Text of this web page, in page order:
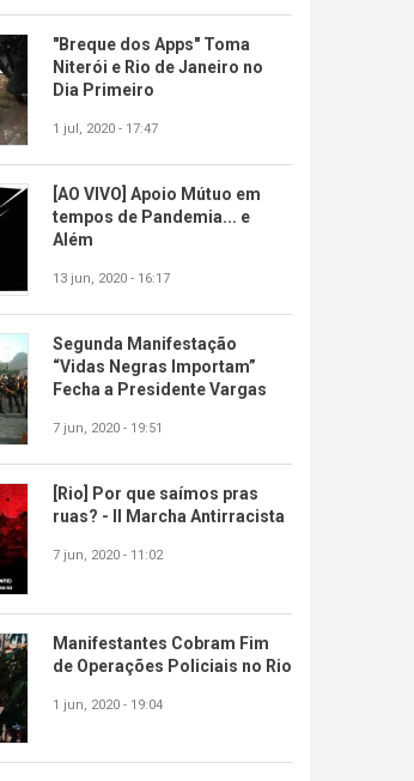
"Breque dos Apps" Toma
Niterói e Rio de Janeiro no
Dia Primeiro
1 jul, 2020 - 17:47
[AO VIVO] Apoio Mútuo em
tempos de Pandemia... e
Além
13 jun, 2020 - 16:17
Segunda Manifestação
“Vidas Negras Importam”
Fecha a Presidente Vargas
7 jun, 2020 - 19:51
[Rio] Por que saímos pras
ruas? - II Marcha Antirracista
7 jun, 2020 - 11:02
Manifestantes Cobram Fim
de Operações Policiais no Rio
1 jun, 2020 - 19:04